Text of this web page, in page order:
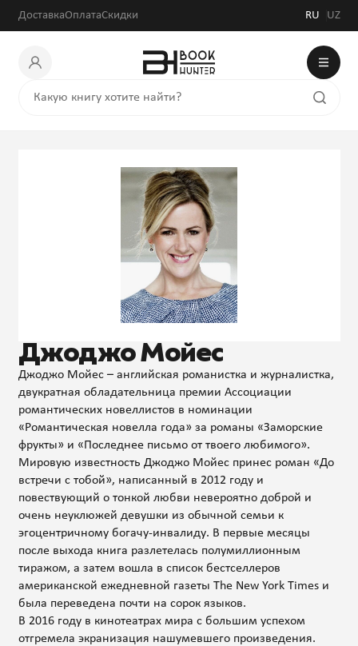
ДоставкаОплатаСкидки RU UZ
Джоджо Мойес
Джоджо Мойес – английская романистка и журналистка,
двукратная обладательница премии Ассоциации
романтических новеллистов в номинации
«Романтическая новелла года» за романы «Заморские
фрукты» и «Последнее письмо от твоего любимого».
Мировую известность Джоджо Мойес принес роман «До
встречи с тобой», написанный в 2012 году и
повествующий о тонкой любви невероятно доброй и
очень неуклюжей девушки из обычной семьи к
эгоцентричному богачу-инвалиду. В первые месяцы
после выхода книга разлетелась полумиллионным
тиражом, а затем вошла в список бестселлеров
американской ежедневной газеты The New York Times и
была переведена почти на сорок языков.
В 2016 году в кинотеатрах мира с большим успехом
отгремела экранизация нашумевшего произведения.